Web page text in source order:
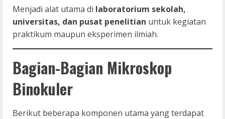
Menjadi alat utama di laboratorium sekolah,
universitas, dan pusat penelitian untuk kegiatan
praktikum maupun eksperimen ilmiah.
Bagian-Bagian Mikroskop
Binokuler
Berikut beberapa komponen utama yang terdapat